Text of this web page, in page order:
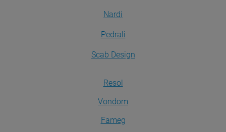
Nardi
Pedrali
Scab Design
Resol
Vondom
Fameg